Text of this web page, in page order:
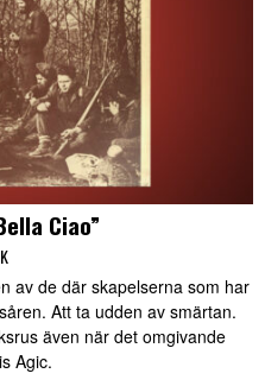
Ciao”
av de där skapelserna som har
Att ta udden av smärtan.
även när det omgivande
Agic.